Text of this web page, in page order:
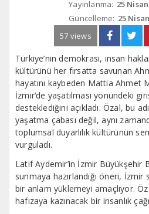
Yayınlanma: 25
Güncelleme: 25
57 views
Türkiye’nin demokrasi, insan
kültürünü her fırsatta savunan
hayatını kaybeden Mattia Ahmet
İzmir’de yaşatılması yönündeki
desteklediğini açıkladı. Özal, bu
yaşatma çabası değil, aynı
toplumsal duyarlılık kültürünün
vurguladı.
Latif Aydemir’in İzmir Büyükşehir
sunmaya hazırlandığı öneri,
bir anlam yüklemeyi amaçlıyor.
hafızaya kazınacak bir insanlık